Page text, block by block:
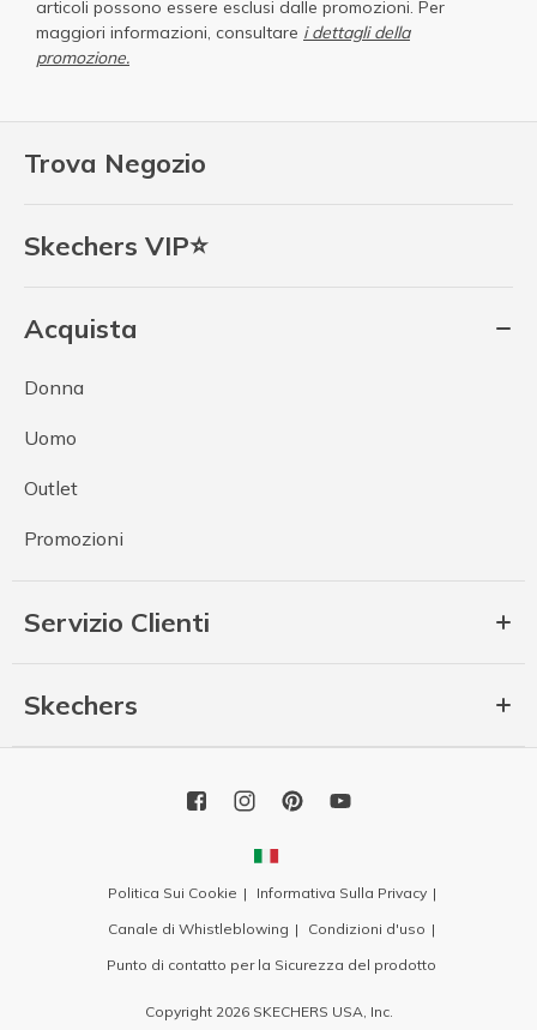
Trova Negozio
Skechers VIP⭐
Acquista
Donna
Uomo
Outlet
Promozioni
Servizio Clienti
Skechers
articoli possono essere esclusi dalle promozioni. Per
maggiori informazioni, consultare i dettagli della
promozione.
Politica Sui Cookie
Informativa Sulla Privacy
Canale di Whistleblowing
Condizioni d'uso
Punto di contatto per la Sicurezza del prodotto
Copyright 2026 SKECHERS USA, Inc.